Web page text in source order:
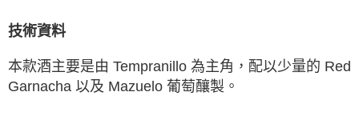
技術資料
本款酒主要是由 Tempranillo 為主角，配以少量的 Red
Garnacha 以及 Mazuelo 葡萄釀製。